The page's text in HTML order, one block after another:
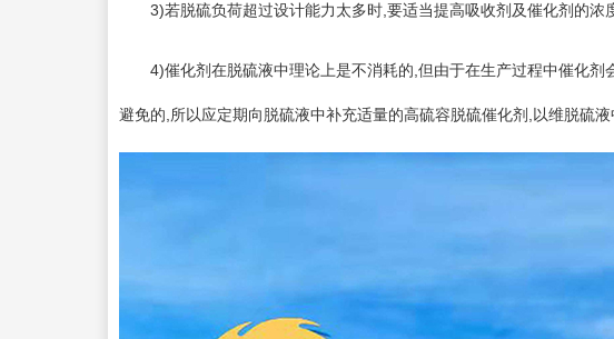
3)若脱硫负荷超过设计能力太多时,要适当提高吸收剂及催化剂的浓
4)催化剂在脱硫液中理论上是不消耗的,但由于在生产过程中催化剂
避免的,所以应定期向脱硫液中补充适量的高硫容脱硫催化剂,以维脱硫液